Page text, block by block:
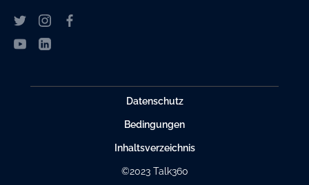
Datenschutz
Bedingungen
Inhaltsverzeichnis
©2023 Talk360